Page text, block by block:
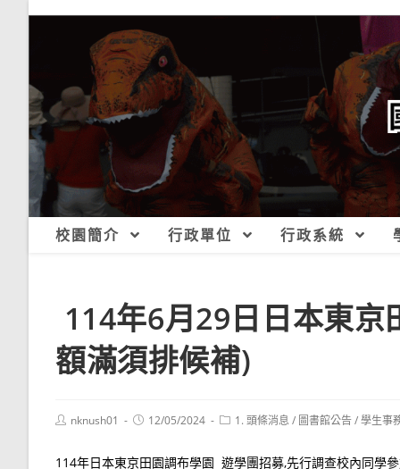
校園簡介 行政單位 行政系統
114年6月29日日本東
額滿須排候補)
Postnknush01
Post12/05/2024
Post1. 頭條消息 / 圖書館公告/學生事
114年日本東京田園調布學園 遊學團招募,先行調查校內同學